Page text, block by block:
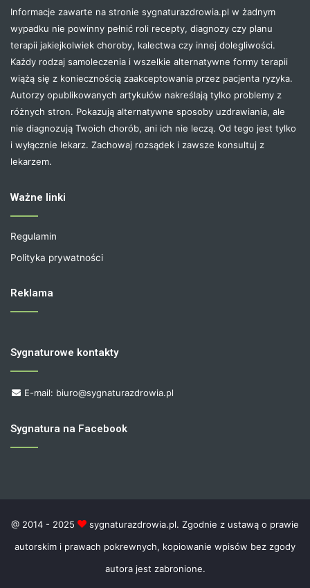
Informacje zawarte na stronie sygnaturazdrowia.pl w żadnym
wypadku nie powinny pełnić roli recepty, diagnozy czy planu
terapii jakiejkolwiek choroby, kalectwa czy innej dolegliwości.
Każdy rodzaj samoleczenia i wszelkie alternatywne formy terapii
wiążą się z koniecznością zaakceptowania przez pacjenta ryzyka.
Autorzy opublikowanych artykułów nakreślają tylko problemy z
różnych stron. Pokazują alternatywne sposoby uzdrawiania, ale
nie diagnozują Twoich chorób, ani ich nie leczą. Od tego jest tylko
i wyłącznie lekarz. Zachowaj rozsądek i zawsze konsultuj z
lekarzem.
Ważne linki
Regulamin
Polityka prywatności
Reklama
Sygnaturowe kontakty
E-mail: biuro@sygnaturazdrowia.pl
Sygnatura na Facebook
@ 2014 - 2025
sygnaturazdrowia.pl. Zgodnie z ustawą o prawie
autorskim i prawach pokrewnych, kopiowanie wpisów bez zgody
autora jest zabronione.